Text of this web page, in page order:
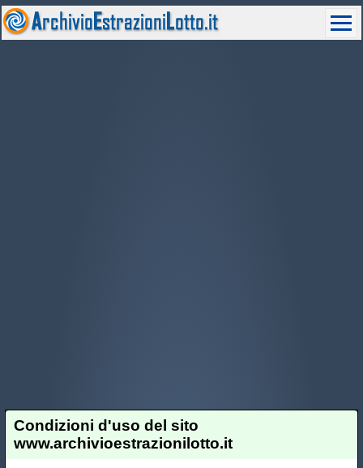
Condizioni d'uso del sito
www.archivioestrazionilotto.it